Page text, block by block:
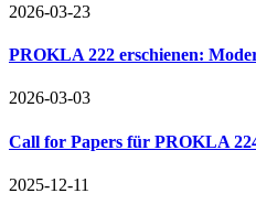
2026-03-23
PROKLA 222 erschienen:
2026-03-03
Call for Papers für PROKLA
2025-12-11